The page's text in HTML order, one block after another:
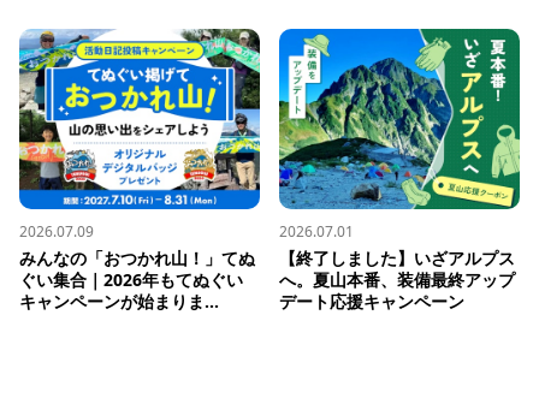
2026.07.09
みんなの「おつかれ山！」てぬ
ぐい集合｜2026年もてぬぐい
キャンペーンが始まりま...
2026.07.01
【終了しました】いざアルプス
へ。夏山本番、装備最終アップ
デート応援キャンペーン